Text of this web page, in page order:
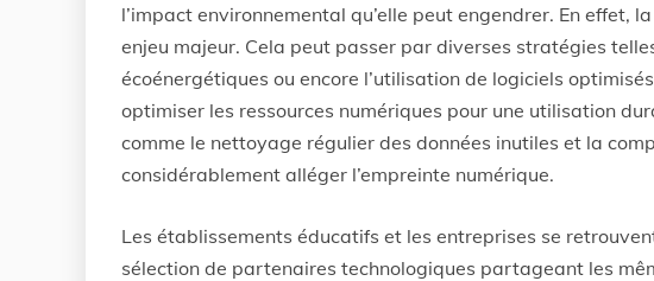
l’impact environnemental qu’elle peut engendrer. En effet,
enjeu majeur. Cela peut passer par diverses stratégies
écoénergétiques ou encore l’utilisation de logiciels
optimiser les ressources numériques pour une utilisation
comme le nettoyage régulier des données inutiles et la
considérablement alléger l’empreinte numérique.
Les établissements éducatifs et les entreprises se
sélection de partenaires technologiques partageant les